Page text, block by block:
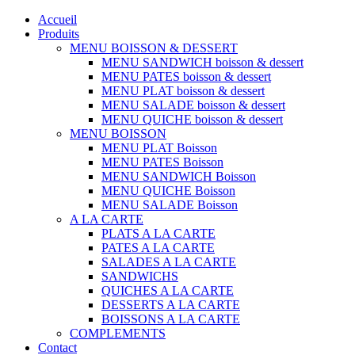
Accueil
Produits
MENU BOISSON & DESSERT
MENU SANDWICH boisson & dessert
MENU PATES boisson & dessert
MENU PLAT boisson & dessert
MENU SALADE boisson & dessert
MENU QUICHE boisson & dessert
MENU BOISSON
MENU PLAT Boisson
MENU PATES Boisson
MENU SANDWICH Boisson
MENU QUICHE Boisson
MENU SALADE Boisson
A LA CARTE
PLATS A LA CARTE
PATES A LA CARTE
SALADES A LA CARTE
SANDWICHS
QUICHES A LA CARTE
DESSERTS A LA CARTE
BOISSONS A LA CARTE
COMPLEMENTS
Contact